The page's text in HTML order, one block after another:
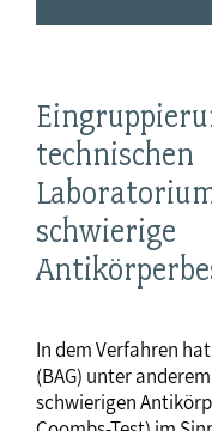
technischen
schwierige
In dem Verfahren
(BAG) unter
schwierigen